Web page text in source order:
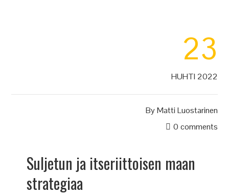
23
HUHTI 2022
ByMatti Luostarinen
0 comments
Suljetun ja itseriittoisen maan
strategiaa